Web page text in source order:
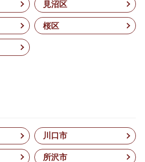
見沼区
桜区
川口市
所沢市